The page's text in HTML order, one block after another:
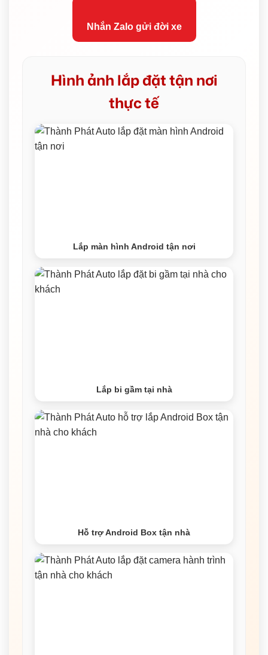
Nhắn Zalo gửi đời xe
Hình ảnh lắp đặt tận nơi
thực tế
Lắp màn hình Android tận nơi
Lắp bi gầm tại nhà
Hỗ trợ Android Box tận nhà